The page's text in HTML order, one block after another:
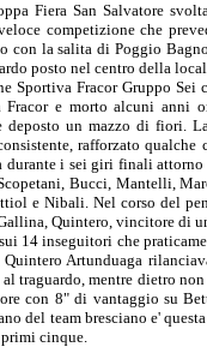
Fiera San Salvatore
competizione che
con la salita di Poggio
posto nel centro della
Sportiva Fracor Gruppo
Fracor e morto alcuni
un mazzo di fiori.
rafforzato
i sei giri finali attorno
Bucci, Mantelli,
e Nibali. Nel corso del
Quintero, vincitore di
14 inseguitori che
Artunduaga
traguardo, mentre dietro
con 8" di vantaggio su
del team bresciano e'
cinque.